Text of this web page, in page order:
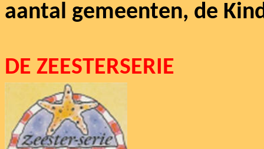
aantal gemeenten, de
DE ZEESTERSERIE